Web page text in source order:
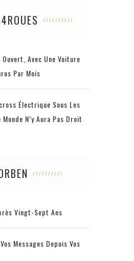
Avec Une Voiture
Par Mois
Électrique Sous Les
N’y Aura Pas Droit
Vingt-Sept Ans
Messages Depuis Vos